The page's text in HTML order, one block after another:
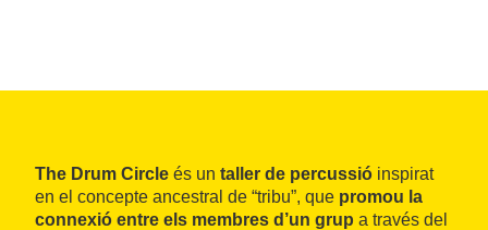
The Drum Circle és un taller de percussió inspirat
en el concepte ancestral de “tribu”, que promou la
connexió entre els membres d’un grup a través del